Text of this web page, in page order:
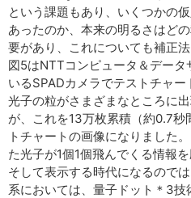
という課題もあり、いくつかの
あったのか、本来の明るさはど
要があり、これについても補正法
図5はNTTコンピュータ＆データ
いるSPADカメラでテストチャー
光子の粒がさまざまなところに
が、これを13万枚累積（約0.7秒
トチャートの画像になりました
た光子が1個1個飛んでくる情報
そして表示する時代になるので
系においては、量子ドット＊3